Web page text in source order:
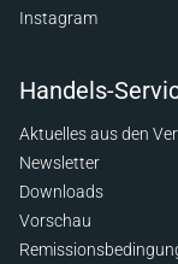
Instagram
Handels-
Aktuelles aus den
Newsletter
Downloads
Vorschau